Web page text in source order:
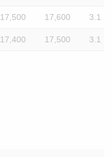
17,500 17,600 3.1
17,400 17,500 3.1